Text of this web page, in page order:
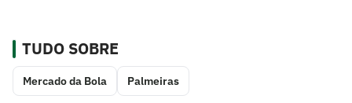
TUDO SOBRE
Mercado da Bola Palmeiras